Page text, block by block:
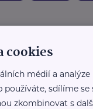
v bezpečí:
před
Bydlení
cookies
médií a
používáte, sdílíme
zkombinovat s